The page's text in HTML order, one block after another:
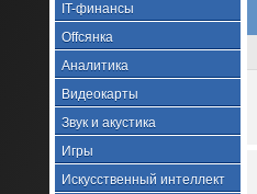
IT-финансы
Offсянка
Аналитика
Видеокарты
Звук и акустика
Игры
Искусственный интеллект